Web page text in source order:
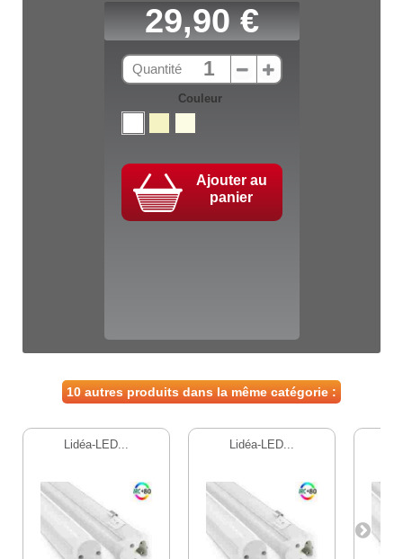
29,90 €
Quantité
Couleur
Ajouter au
panier
10 autres produits dans la même catégorie :
Lidéa-LED... Lidéa-LED...